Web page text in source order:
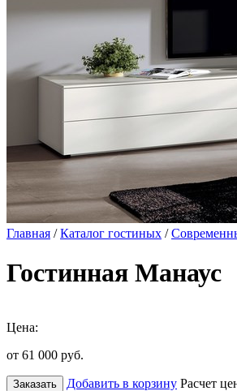
Главная /Каталог гостиных /
Гостинная Манаус
Цена:
от 61 000 руб.
Заказать Добавить в корзину Расчет